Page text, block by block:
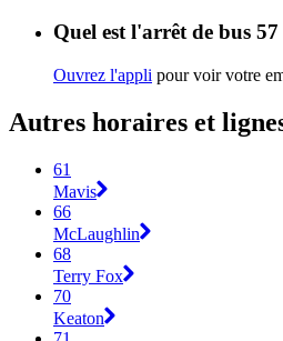
Quel est l'arrêt de bus
Ouvrez l'appli pour voir votre
Autres horaires et
61
Mavis
66
McLaughlin
68
Terry Fox
70
Keaton